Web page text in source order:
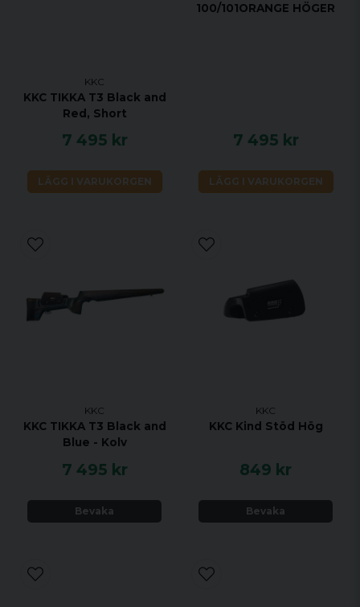
KKC
KKC TIKKA T3 Black and
Red, Short
7 495 kr
LÄGG I VARUKORGEN
100/101ORANGE HÖGER
7 495 kr
LÄGG I VARUKORGEN
KKC
KKC TIKKA T3 Black and
Blue - Kolv
7 495 kr
Bevaka
KKC
KKC Kind Stöd Hög
849 kr
Bevaka